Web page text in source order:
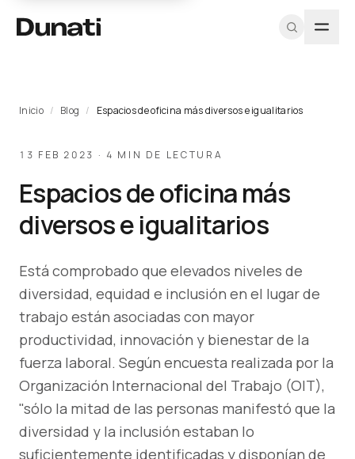
Soft
Escritorios
Mesas
Cabinas
acústicas
Recepciones
Outdoor
PDF
Programa
para
Arquitectos →
PROFESIONAL
como
arquitecto
Iniciar
sesión
Texturas y
Catálogos
PDF
Pricing
profesional
Equipo
Diseñadores
Sostenibilidad
Blog
Inicio / Blog / Espacios de oficina más diversos e igualitarios
13 FEB 2023 · 4 MIN DE LECTURA
Espacios de oficina más
diversos e igualitarios
Está comprobado que elevados niveles de
diversidad, equidad e inclusión en el lugar de
trabajo están asociadas con mayor
productividad, innovación y bienestar de la
fuerza laboral. Según encuesta realizada por la
Organización Internacional del Trabajo (OIT),
"sólo la mitad de las personas manifestó que la
diversidad y la inclusión estaban lo
suficientemente identificadas y disponían de